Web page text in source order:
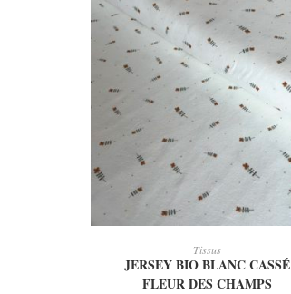
Tissus
JERSEY BIO BLANC CASSÉ
FLEUR DES CHAMPS